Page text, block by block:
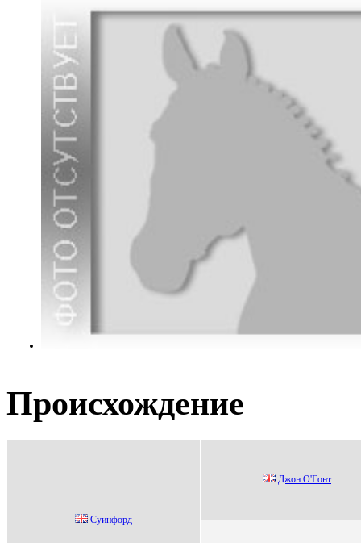
Происхождение
Суинфорд
Джoн О'Гoнт